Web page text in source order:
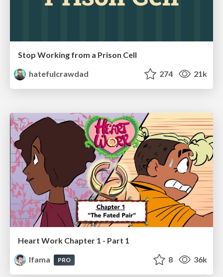
Stop Working from a Prison Cell
hatefulcrawdad
274 21k
Heart Work Chapter 1 - Part 1
lfama
PRO 8 36k